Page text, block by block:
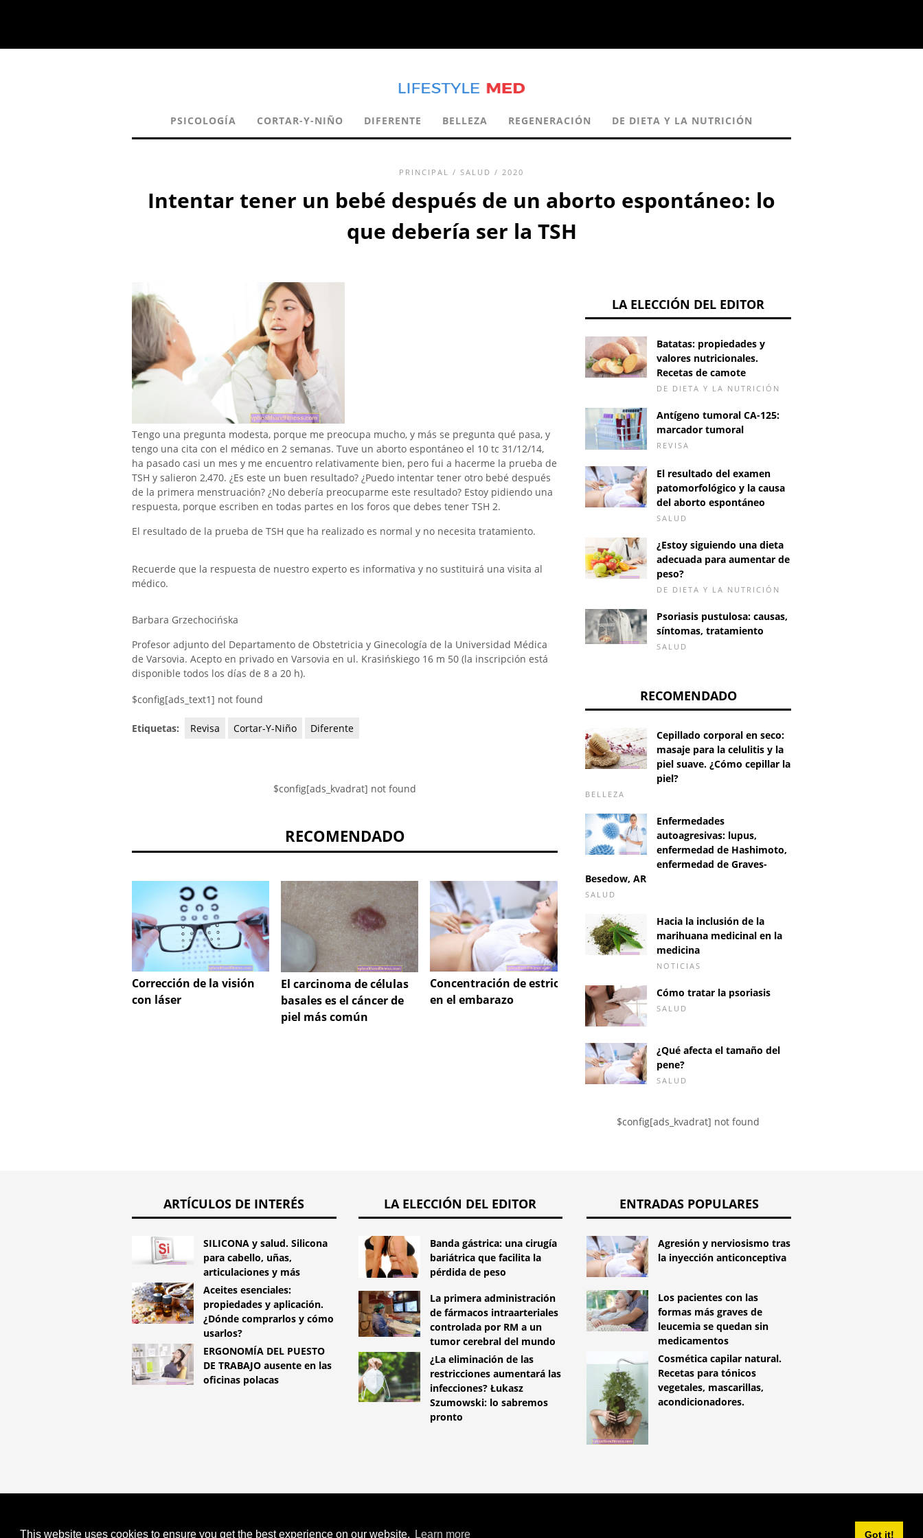
This website uses cookies to ensure you get the best experience on our website. Learn more Got it!
PSICOLOGÍA CORTAR-Y-NIÑO DIFERENTE BELLEZA REGENERACIÓN DE DIETA Y LA NUTRICIÓN
PRINCIPAL / SALUD / 2020
Intentar tener un bebé después de un aborto espontáneo: lo
que debería ser la TSH
Tengo una pregunta modesta, porque me preocupa mucho, y más se pregunta qué pasa, y
tengo una cita con el médico en 2 semanas. Tuve un aborto espontáneo el 10 tc 31/12/14,
ha pasado casi un mes y me encuentro relativamente bien, pero fui a hacerme la prueba de
TSH y salieron 2,470. ¿Es este un buen resultado? ¿Puedo intentar tener otro bebé después
de la primera menstruación? ¿No debería preocuparme este resultado? Estoy pidiendo una
respuesta, porque escriben en todas partes en los foros que debes tener TSH 2.
El resultado de la prueba de TSH que ha realizado es normal y no necesita tratamiento.
Recuerde que la respuesta de nuestro experto es informativa y no sustituirá una visita al
médico.
Barbara Grzechocińska
Profesor adjunto del Departamento de Obstetricia y Ginecología de la Universidad Médica
de Varsovia. Acepto en privado en Varsovia en ul. Krasińskiego 16 m 50 (la inscripción está
disponible todos los días de 8 a 20 h).
$config[ads_text1] not found
Etiquetas: Revisa Cortar-Y-Niño Diferente
$config[ads_kvadrat] not found
RECOMENDADO
Corrección de la visión
con láser
El carcinoma de células
basales es el cáncer de
piel más común
Concentración de estriol
en el embarazo
No querer tener
relaciones sexuales
después de tener un
Reflujo o regurgitación
LA ELECCIÓN DEL EDITOR
Batatas: propiedades y
valores nutricionales.
Recetas de camote
DE DIETA Y LA NUTRICIÓN
Antígeno tumoral CA-125:
marcador tumoral
REVISA
El resultado del examen
patomorfológico y la causa
del aborto espontáneo
SALUD
¿Estoy siguiendo una dieta
adecuada para aumentar de
peso?
DE DIETA Y LA NUTRICIÓN
Psoriasis pustulosa: causas,
síntomas, tratamiento
SALUD
RECOMENDADO
Cepillado corporal en seco:
masaje para la celulitis y la
piel suave. ¿Cómo cepillar la
piel?
BELLEZA
Enfermedades
autoagresivas: lupus,
enfermedad de Hashimoto,
enfermedad de Graves-
Besedow, AR
SALUD
Hacia la inclusión de la
marihuana medicinal en la
medicina
NOTICIAS
Cómo tratar la psoriasis
SALUD
¿Qué afecta el tamaño del
pene?
SALUD
$config[ads_kvadrat] not found
ARTÍCULOS DE INTERÉS
SILICONA y salud. Silicona
para cabello, uñas,
articulaciones y más
Aceites esenciales:
propiedades y aplicación.
¿Dónde comprarlos y cómo
usarlos?
ERGONOMÍA DEL PUESTO
DE TRABAJO ausente en las
oficinas polacas
LA ELECCIÓN DEL EDITOR
Banda gástrica: una cirugía
bariátrica que facilita la
pérdida de peso
La primera administración
de fármacos intraarteriales
controlada por RM a un
tumor cerebral del mundo
¿La eliminación de las
restricciones aumentará las
infecciones? Łukasz
Szumowski: lo sabremos
pronto
ENTRADAS POPULARES
Agresión y nerviosismo tras
la inyección anticonceptiva
Los pacientes con las
formas más graves de
leucemia se quedan sin
medicamentos
Cosmética capilar natural.
Recetas para tónicos
vegetales, mascarillas,
acondicionadores.
UN BEBÉ DESPUÉS DE UN ABORTO ESPONTÁNEO: LO QUE